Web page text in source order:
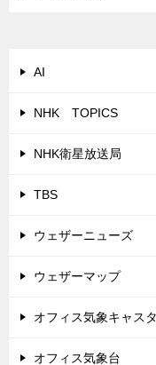
AI
NHK TOPICS
NHK衛星放送局
TBS
ウェザーニューズ
ウェザーマップ
オフィス気象キャス
オフィス気象台